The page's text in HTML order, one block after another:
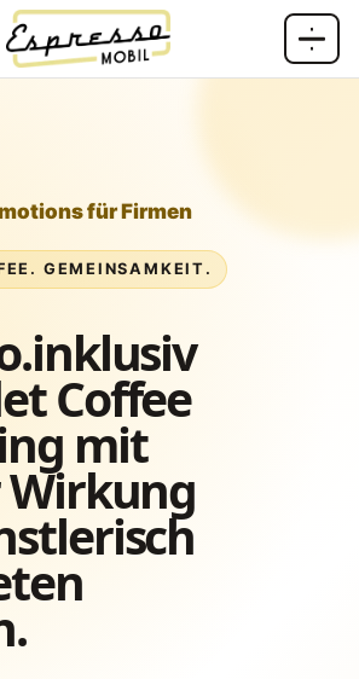
für Firmen
GEMEINSAMKEIT.
Coffee
mit
Wirkung